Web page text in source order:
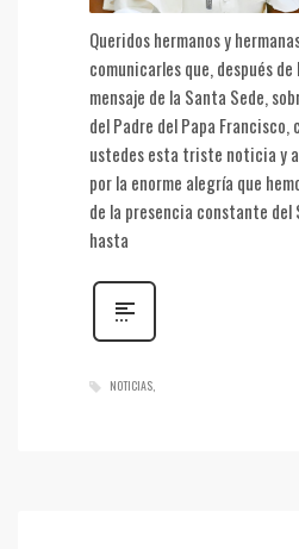
Queridos hermanos y
comunicarles que, después
mensaje de la Santa Sede,
del Padre del Papa
ustedes esta triste noticia y
por la enorme alegría que
de la presencia constante del
hasta
NOTICIAS